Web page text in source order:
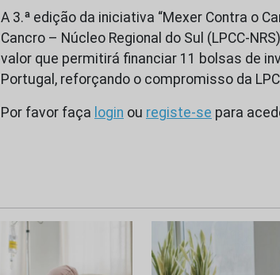
A 3.ª edição da iniciativa “Mexer Contra o
Cancro – Núcleo Regional do Sul (LPCC-
valor que permitirá financiar 11 bolsas de
Portugal, reforçando o compromisso da
Por favor faça login ou registe-se para